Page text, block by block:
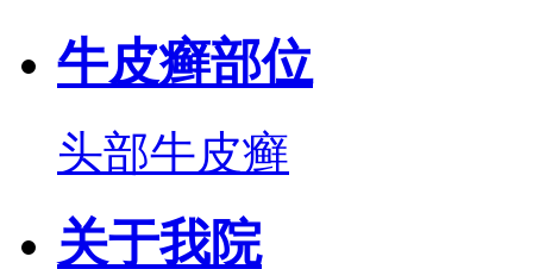
牛皮癣部位
头部牛皮癣
关于我院